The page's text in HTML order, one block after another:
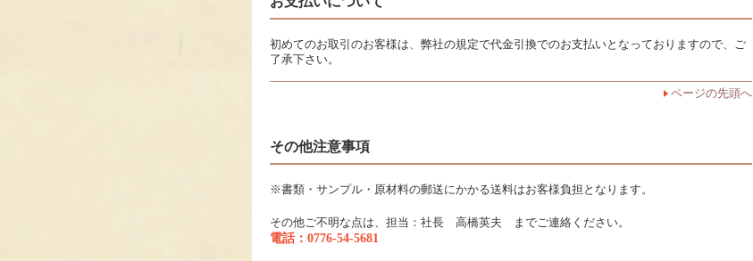
初めてのお取引のお客様は、弊社の規定で代金引換でのお支払いとなっておりますので、ご
了承下さい。
ページの先頭へ
その他注意事項
※書類・サンプル・原材料の郵送にかかる送料はお客様負担となります。
その他ご不明な点は、担当：社長 高橋英夫 までご連絡ください。
電話：0776-54-5681